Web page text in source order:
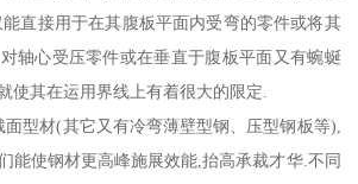
直接用于在其腹板平面内受弯的零件或将其
轴心受压零件或在垂直于腹板平面又有蜿蜒
使其在运用界线上有着很大的限定.
面型材(其它又有冷弯薄壁型钢、压型钢板等),
能使钢材更高峰施展效能,抬高承裁才华.不同